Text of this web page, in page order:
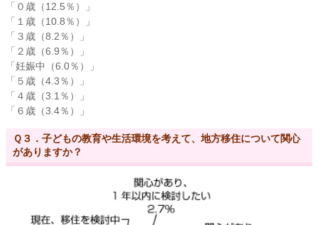
「０歳（12.5％）」
「１歳（10.8％）」
「３歳（8.2％）」
「２歳（6.9％）」
「妊娠中（6.0％）」
「５歳（4.3％）」
「４歳（3.1％）」
「６歳（3.4％）」
Ｑ３．子どもの教育や生活環境を考えて、地方移住について関心
がありますか？